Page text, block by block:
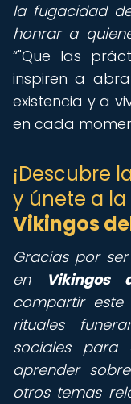
la fugacidad
honrar a
"Que las
inspiren a
existencia y a
en cada
¡Descubre
y únete a
Vikingos
Gracias por
en
Vikingos
compartir
rituales
sociales para
aprender
otros temas